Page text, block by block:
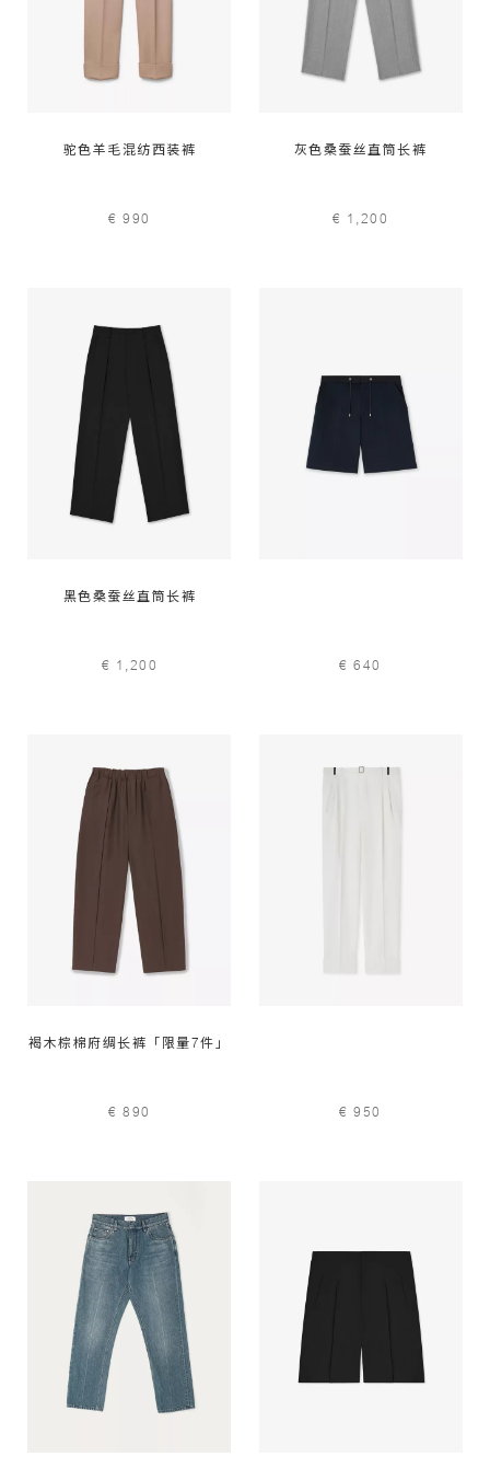
驼色羊毛混纺西装裤
€ 990
灰色桑蚕丝直筒长裤
€ 1,200
黑色桑蚕丝直筒长裤
€ 1,200 € 640
褐木棕棉府绸长裤「限量7件」
€ 890 € 950